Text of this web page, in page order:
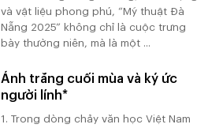
và vật liệu phong phú, “Mỹ thuật Đà
Nẵng 2025” không chỉ là cuộc trưng
bày thường niên, mà là một ...
Ánh trăng cuối mùa và ký ức
người lính*
1. Trong dòng chảy văn học Việt Nam